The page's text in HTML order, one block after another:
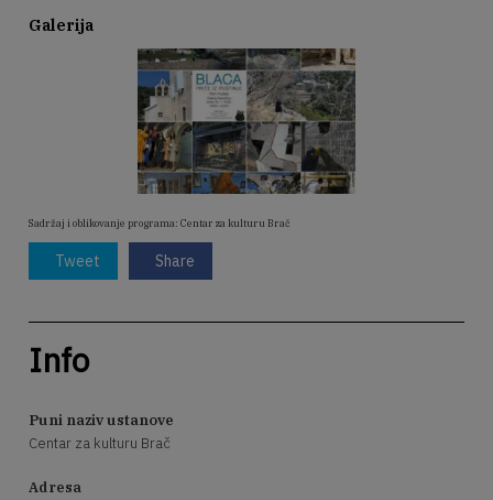
Galerija
Sadržaj i oblikovanje programa: Centar za kulturu Brač
Tweet Share
Info
Puni naziv ustanove
Centar za kulturu Brač
Adresa